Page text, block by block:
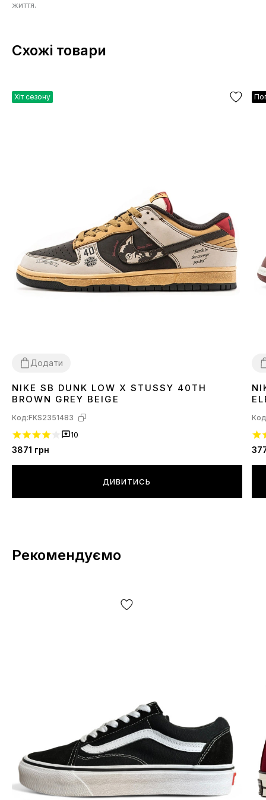
життя.
Схожі товари
Хіт сезону
Додати
41
NIKE SB DUNK LOW X STUSSY 40TH
BROWN GREY BEIGE
Код:FKS2351483
10
3871 грн
ДИВИТИСЬ
Рекомендуємо